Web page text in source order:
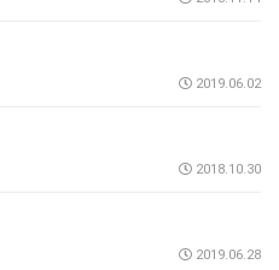
2019.06.02
2018.10.30
2019.06.28